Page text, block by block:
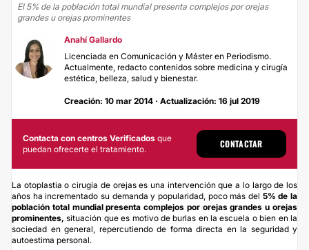
El 5% de la población total mundial presenta complejos por orejas
grandes u orejas prominentes
Anahí Gallardo
Licenciada en Comunicación y Máster en Periodismo.
Actualmente, redacto contenidos sobre medicina y cirugía
estética, belleza, salud y bienestar.
Creación: 10 mar 2014 · Actualización: 16 jul 2019
Contacta con centros Verificados que
puedan ofrecerte el tratamiento.
CONTACTAR
La otoplastia o cirugía de orejas es una intervención que a lo largo de los
años ha incrementado su demanda y popularidad, poco más del 5% de la
población total mundial presenta complejos por orejas grandes u orejas
prominentes, situación que es motivo de burlas en la escuela o bien en la
sociedad en general, repercutiendo de forma directa en la seguridad y
autoestima personal.